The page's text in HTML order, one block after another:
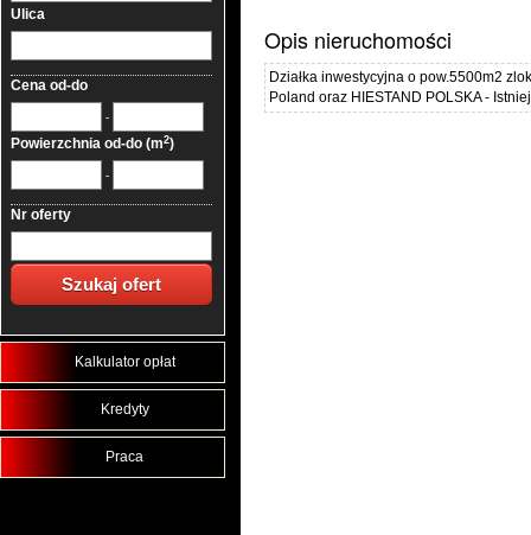
Ulica
Cena od-do
-
Powierzchnia od-do (m2)
-
Nr oferty
Kalkulator opłat
Kredyty
Praca
Opis nieruchomości
Działka inwestycyjna o pow.5500m2
Poland oraz HIESTAND POLSKA -